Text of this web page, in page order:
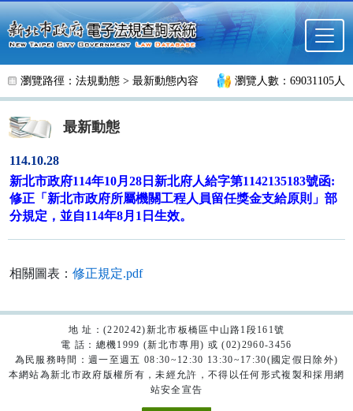
跳至主要內容
瀏覽路徑： 法規動態 > 最新動態內容 瀏覽人數：69031105人
最新動態
114.10.28
新北市政府114年10月28日新北府人給字第1142135183號函:
修正「新北市政府所屬機關工程人員留任獎金支給原則」部
分規定，並自114年8月1日生效。
相關圖表： 修正規定.pdf
地 址：(220242)新北市板橋區中山路1段161號
電 話：總機1999 (新北市專用) 或 (02)2960-3456
為民服務時間：週一至週五 08:30~12:30 13:30~17:30(國定假日除外)
本網站為新北市政府版權所有，未經允許，不得以任何形式複製和採用網
站安全宣告